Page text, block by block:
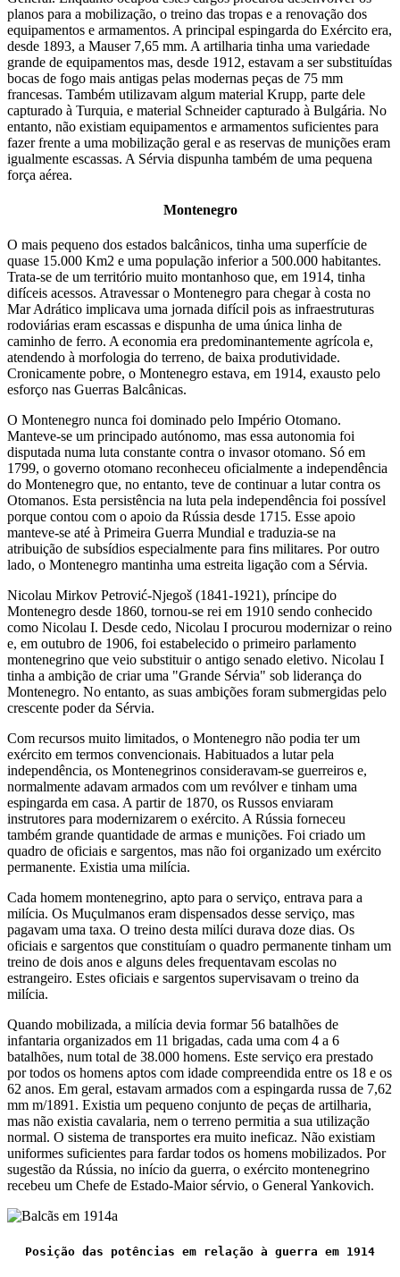
planos para a mobilização, o treino das tropas e a renovação dos
equipamentos e armamentos. A principal espingarda do Exército era,
desde 1893, a Mauser 7,65 mm. A artilharia tinha uma variedade
grande de equipamentos mas, desde 1912, estavam a ser substituídas
bocas de fogo mais antigas pelas modernas peças de 75 mm
francesas. Também utilizavam algum material Krupp, parte dele
capturado à Turquia, e material Schneider capturado à Bulgária. No
entanto, não existiam equipamentos e armamentos suficientes para
fazer frente a uma mobilização geral e as reservas de munições eram
igualmente escassas. A Sérvia dispunha também de uma pequena
força aérea.
Montenegro
O mais pequeno dos estados balcânicos, tinha uma superfície de
quase 15.000 Km2 e uma população inferior a 500.000 habitantes.
Trata-se de um território muito montanhoso que, em 1914, tinha
difíceis acessos. Atravessar o Montenegro para chegar à costa no
Mar Adrático implicava uma jornada difícil pois as infraestruturas
rodoviárias eram escassas e dispunha de uma única linha de
caminho de ferro. A economia era predominantemente agrícola e,
atendendo à morfologia do terreno, de baixa produtividade.
Cronicamente pobre, o Montenegro estava, em 1914, exausto pelo
esforço nas Guerras Balcânicas.
O Montenegro nunca foi dominado pelo Império Otomano.
Manteve-se um principado autónomo, mas essa autonomia foi
disputada numa luta constante contra o invasor otomano. Só em
1799, o governo otomano reconheceu oficialmente a independência
do Montenegro que, no entanto, teve de continuar a lutar contra os
Otomanos. Esta persistência na luta pela independência foi possível
porque contou com o apoio da Rússia desde 1715. Esse apoio
manteve-se até à Primeira Guerra Mundial e traduzia-se na
atribuição de subsídios especialmente para fins militares. Por outro
lado, o Montenegro mantinha uma estreita ligação com a Sérvia.
Nicolau Mirkov Petrović-Njegoš (1841-1921), príncipe do
Montenegro desde 1860, tornou-se rei em 1910 sendo conhecido
como Nicolau I. Desde cedo, Nicolau I procurou modernizar o reino
e, em outubro de 1906, foi estabelecido o primeiro parlamento
montenegrino que veio substituir o antigo senado eletivo. Nicolau I
tinha a ambição de criar uma "Grande Sérvia" sob liderança do
Montenegro. No entanto, as suas ambições foram submergidas pelo
crescente poder da Sérvia.
Com recursos muito limitados, o Montenegro não podia ter um
exército em termos convencionais. Habituados a lutar pela
independência, os Montenegrinos consideravam-se guerreiros e,
normalmente adavam armados com um revólver e tinham uma
espingarda em casa. A partir de 1870, os Russos enviaram
instrutores para modernizarem o exército. A Rússia forneceu
também grande quantidade de armas e munições. Foi criado um
quadro de oficiais e sargentos, mas não foi organizado um exército
permanente. Existia uma milícia.
Cada homem montenegrino, apto para o serviço, entrava para a
milícia. Os Muçulmanos eram dispensados desse serviço, mas
pagavam uma taxa. O treino desta milíci durava doze dias. Os
oficiais e sargentos que constituíam o quadro permanente tinham um
treino de dois anos e alguns deles frequentavam escolas no
estrangeiro. Estes oficiais e sargentos supervisavam o treino da
milícia.
Quando mobilizada, a milícia devia formar 56 batalhões de
infantaria organizados em 11 brigadas, cada uma com 4 a 6
batalhões, num total de 38.000 homens. Este serviço era prestado
por todos os homens aptos com idade compreendida entre os 18 e os
62 anos. Em geral, estavam armados com a espingarda russa de 7,62
mm m/1891. Existia um pequeno conjunto de peças de artilharia,
mas não existia cavalaria, nem o terreno permitia a sua utilização
normal. O sistema de transportes era muito ineficaz. Não existiam
uniformes suficientes para fardar todos os homens mobilizados. Por
sugestão da Rússia, no início da guerra, o exército montenegrino
recebeu um Chefe de Estado-Maior sérvio, o General Yankovich.
Posição das potências em relação à guerra em 1914